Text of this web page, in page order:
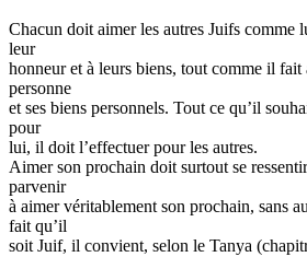
Chacun doit aimer les autres Juifs comme
leur
honneur et à leurs biens, tout comme il fait
personne
et ses biens personnels. Tout ce qu’il
pour
lui, il doit l’effectuer pour les autres.
Aimer son prochain doit surtout se
parvenir
à aimer véritablement son prochain, sans
fait qu’il
soit Juif, il convient, selon le Tanya